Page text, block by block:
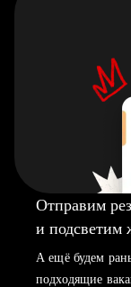
Отправим
и подсветим
А ещё будем
подходящие